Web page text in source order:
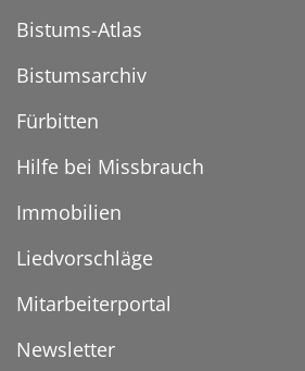
Bistums-Atlas
Bistumsarchiv
Fürbitten
Hilfe bei Missbrauch
Immobilien
Liedvorschläge
Mitarbeiterportal
Newsletter